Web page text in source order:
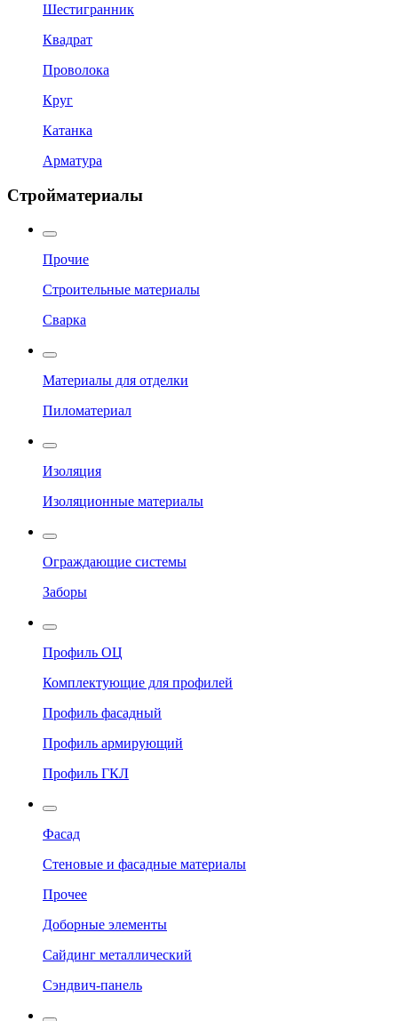
Шестигранник
Квадрат
Проволока
Круг
Катанка
Арматура
Стройматериалы
Прочие
Строительные материалы
Сварка
Материалы для отделки
Пиломатериал
Изоляция
Изоляционные материалы
Ограждающие системы
Заборы
Профиль ОЦ
Комплектующие для профилей
Профиль фасадный
Профиль армирующий
Профиль ГКЛ
Фасад
Стеновые и фасадные материалы
Прочее
Доборные элементы
Сайдинг металлический
Сэндвич-панель